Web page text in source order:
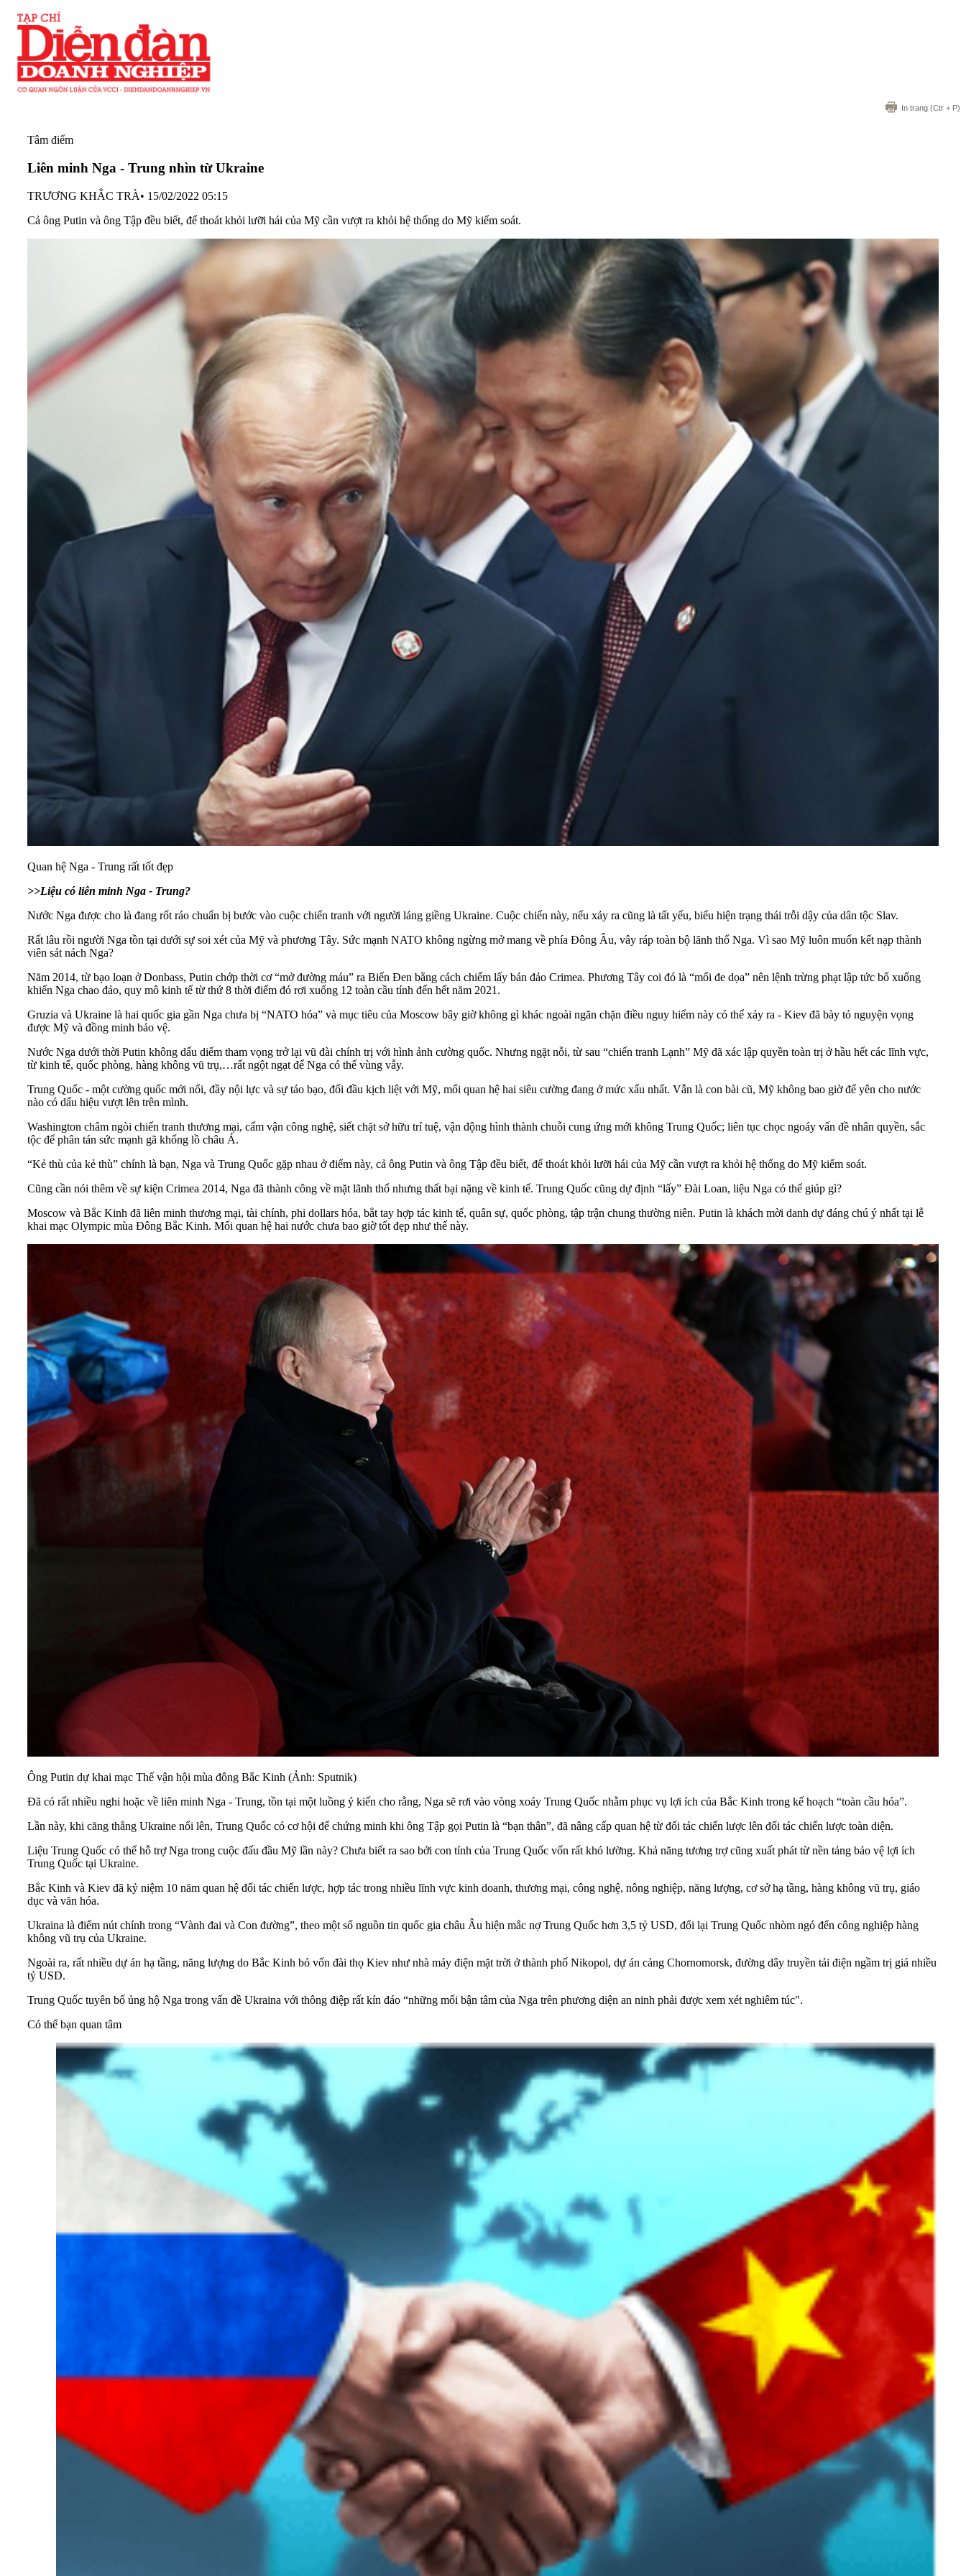
In trang (Ctr + P)
Tâm điểm
Liên minh Nga - Trung nhìn từ Ukraine
TRƯƠNG KHẮC TRÀ• 15/02/2022 05:15
Cả ông Putin và ông Tập đều biết, để thoát khỏi lưỡi hái của Mỹ cần vượt ra khỏi hệ thống do Mỹ kiểm soát.
Quan hệ Nga - Trung rất tốt đẹp
>>Liệu có liên minh Nga - Trung?
Nước Nga được cho là đang rốt ráo chuẩn bị bước vào cuộc chiến tranh với người láng giềng Ukraine. Cuộc chiến này, nếu xảy ra cũng là tất yếu, biểu hiện trạng thái trỗi dậy của dân tộc Slav.
Rất lâu rồi người Nga tồn tại dưới sự soi xét của Mỹ và phương Tây. Sức mạnh NATO không ngừng mở mang về phía Đông Âu, vây ráp toàn bộ lãnh thổ Nga. Vì sao Mỹ luôn muốn kết nạp thành
viên sát nách Nga?
Năm 2014, từ bạo loạn ở Donbass, Putin chớp thời cơ “mở đường máu” ra Biển Đen bằng cách chiếm lấy bán đảo Crimea. Phương Tây coi đó là “mối đe dọa” nên lệnh trừng phạt lập tức bổ xuống
khiến Nga chao đảo, quy mô kinh tế từ thứ 8 thời điểm đó rơi xuống 12 toàn cầu tính đến hết năm 2021.
Gruzia và Ukraine là hai quốc gia gần Nga chưa bị “NATO hóa” và mục tiêu của Moscow bây giờ không gì khác ngoài ngăn chặn điều nguy hiểm này có thể xảy ra - Kiev đã bày tỏ nguyện vọng
được Mỹ và đồng minh bảo vệ.
Nước Nga dưới thời Putin không dấu diếm tham vọng trở lại vũ đài chính trị với hình ảnh cường quốc. Nhưng ngặt nỗi, từ sau “chiến tranh Lạnh” Mỹ đã xác lập quyền toàn trị ở hầu hết các lĩnh vực,
từ kinh tế, quốc phòng, hàng không vũ trụ,…rất ngột ngạt để Nga có thể vùng vẫy.
Trung Quốc - một cường quốc mới nổi, đầy nội lực và sự táo bạo, đối đầu kịch liệt với Mỹ, mối quan hệ hai siêu cường đang ở mức xấu nhất. Vẫn là con bài cũ, Mỹ không bao giờ để yên cho nước
nào có dấu hiệu vượt lên trên mình.
Washington châm ngòi chiến tranh thương mại, cấm vận công nghệ, siết chặt sở hữu trí tuệ, vận động hình thành chuỗi cung ứng mới không Trung Quốc; liên tục chọc ngoáy vấn đề nhân quyền, sắc
tộc để phân tán sức mạnh gã khổng lồ châu Á.
“Kẻ thù của kẻ thù” chính là bạn, Nga và Trung Quốc gặp nhau ở điểm này, cả ông Putin và ông Tập đều biết, để thoát khỏi lưỡi hái của Mỹ cần vượt ra khỏi hệ thống do Mỹ kiểm soát.
Cũng cần nói thêm về sự kiện Crimea 2014, Nga đã thành công về mặt lãnh thổ nhưng thất bại nặng về kinh tế. Trung Quốc cũng dự định “lấy” Đài Loan, liệu Nga có thể giúp gì?
Moscow và Bắc Kinh đã liên minh thương mại, tài chính, phi dollars hóa, bắt tay hợp tác kinh tế, quân sự, quốc phòng, tập trận chung thường niên. Putin là khách mời danh dự đáng chú ý nhất tại lễ
khai mạc Olympic mùa Đông Bắc Kinh. Mối quan hệ hai nước chưa bao giờ tốt đẹp như thế này.
Ông Putin dự khai mạc Thế vận hội mùa đông Bắc Kinh (Ảnh: Sputnik)
Đã có rất nhiều nghi hoặc về liên minh Nga - Trung, tồn tại một luồng ý kiến cho rằng, Nga sẽ rơi vào vòng xoáy Trung Quốc nhằm phục vụ lợi ích của Bắc Kinh trong kế hoạch “toàn cầu hóa”.
Lần này, khi căng thẳng Ukraine nổi lên, Trung Quốc có cơ hội để chứng minh khi ông Tập gọi Putin là “bạn thân”, đã nâng cấp quan hệ từ đối tác chiến lược lên đối tác chiến lược toàn diện.
Liệu Trung Quốc có thể hỗ trợ Nga trong cuộc đấu đầu Mỹ lần này? Chưa biết ra sao bởi con tính của Trung Quốc vốn rất khó lường. Khả năng tương trợ cũng xuất phát từ nền tảng bảo vệ lợi ích
Trung Quốc tại Ukraine.
Bắc Kinh và Kiev đã kỷ niệm 10 năm quan hệ đối tác chiến lược, hợp tác trong nhiều lĩnh vực kinh doanh, thương mại, công nghệ, nông nghiệp, năng lượng, cơ sở hạ tầng, hàng không vũ trụ, giáo
dục và văn hóa.
Ukraina là điểm nút chính trong “Vành đai và Con đường”, theo một số nguồn tin quốc gia châu Âu hiện mắc nợ Trung Quốc hơn 3,5 tỷ USD, đổi lại Trung Quốc nhòm ngó đến công nghiệp hàng
không vũ trụ của Ukraine.
Ngoài ra, rất nhiều dự án hạ tầng, năng lượng do Bắc Kinh bỏ vốn đài thọ Kiev như nhà máy điện mặt trời ở thành phố Nikopol, dự án cảng Chornomorsk, đường dây truyền tải điện ngầm trị giá nhiều
tỷ USD.
Trung Quốc tuyên bố ủng hộ Nga trong vấn đề Ukraina với thông điệp rất kín đáo “những mối bận tâm của Nga trên phương diện an ninh phải được xem xét nghiêm túc".
Có thể bạn quan tâm